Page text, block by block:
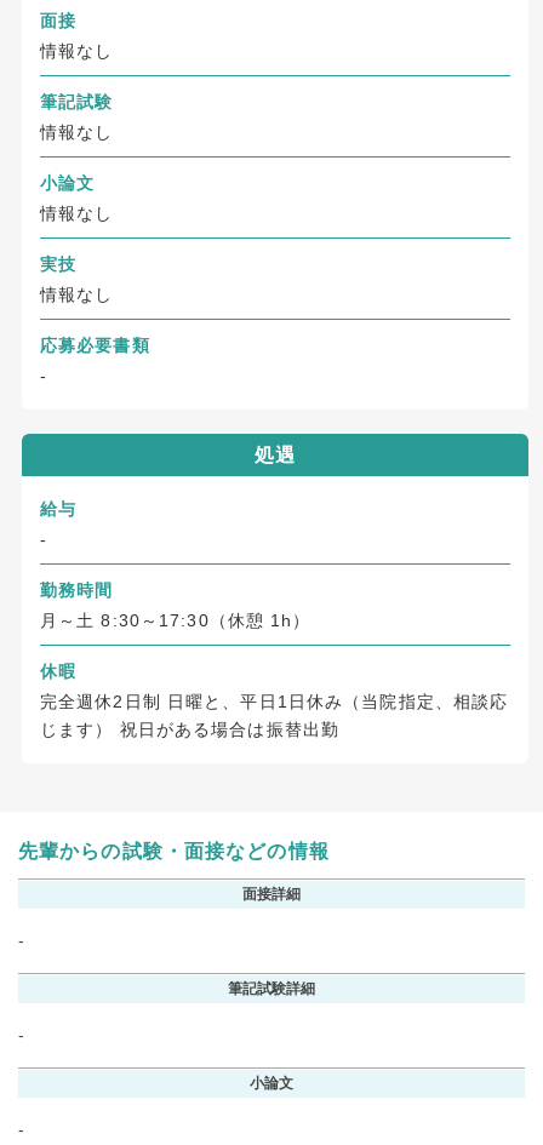
面接
情報なし
筆記試験
情報なし
小論文
情報なし
実技
情報なし
応募必要書類
-
処遇
給与
-
勤務時間
月～土 8:30～17:30（休憩 1h）
休暇
完全週休2日制 日曜と、平日1日休み（当院指定、相談応
じます） 祝日がある場合は振替出勤
先輩からの試験・面接などの情報
面接詳細
-
筆記試験詳細
-
小論文
-